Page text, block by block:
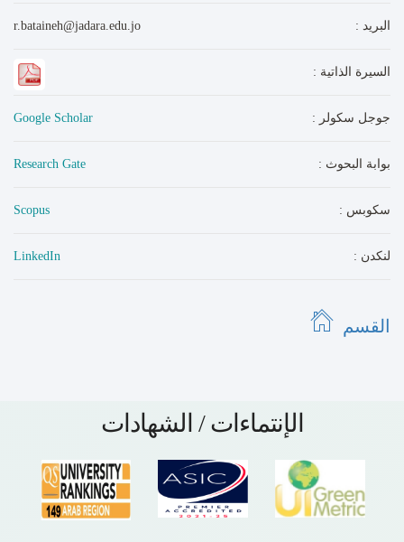
: البريد r.bataineh@jadara.edu.jo
: السيرة الذاتية
: جوجل سكولر Google Scholar
: بوابة البحوث Research Gate
: سكوبس Scopus
: لنكدن LinkedIn
القسم
الإنتماءات / الشهادات